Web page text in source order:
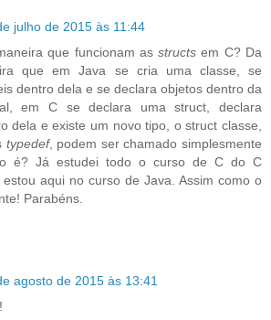
julho de 2015 às 11:44
que funcionam asstructs em C? Da
que em Java se cria uma classe, se
dentro dela e se declara objetos dentro da
em C se declara uma struct, declara
dela e existe um novo tipo, o struct classe,
typedef, podem ser chamado simplesmente
é? Já estudei todo o curso de C do C
estou aqui no curso de Java. Assim como o
Parabéns.
agosto de 2015 às 13:41